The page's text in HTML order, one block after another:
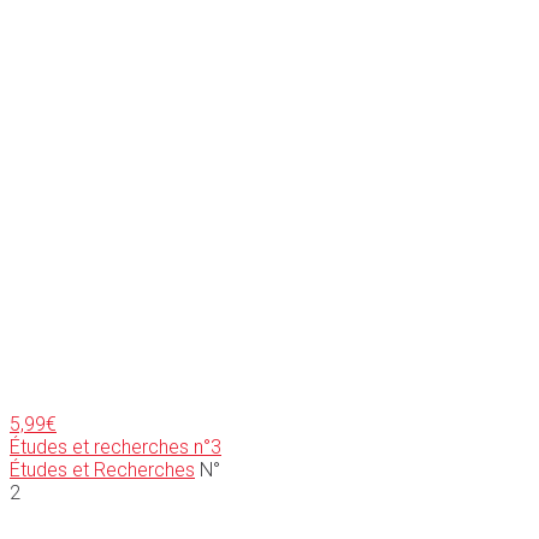
5,99€
Études et recherches n°3
Études et Recherches N°
2